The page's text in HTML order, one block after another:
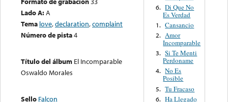
Lado A:A
Tema love,declaration,complaint
Número de pista4
Título del álbum El Incomparable
Oswaldo Morales
Sello Falcon
6. Di Que No
Es Verdad
1. Cansancio
2. Amor
Incomparable
3. Si Te Menti
Perdoname
4. No Es
Posible
5. Tu Fracaso
6. Ha Llegado